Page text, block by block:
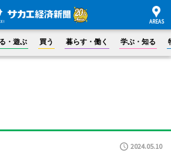
・遊ぶ 買う 暮らす・働く 学ぶ・知る
2024.05.10